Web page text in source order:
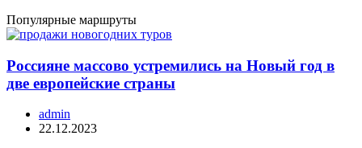
Популярные маршруты
Россияне массово устремились на Новый год в
две европейские страны
admin
22.12.2023